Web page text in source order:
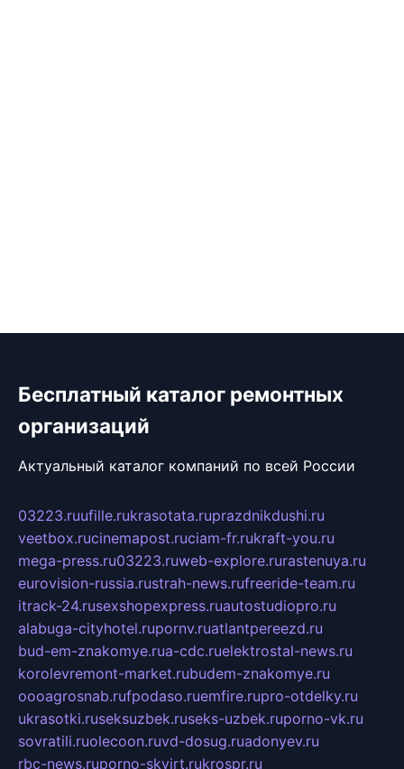
Бесплатный каталог ремонтных
организаций
Актуальный каталог компаний по всей России
03223.ruufille.rukrasotata.ruprazdnikdushi.ru
veetbox.rucinemapost.ruciam-fr.rukraft-you.ru
mega-press.ru03223.ruweb-explore.rurastenuya.ru
eurovision-russia.rustrah-news.rufreeride-team.ru
itrack-24.rusexshopexpress.ruautostudiopro.ru
alabuga-cityhotel.rupornv.ruatlantpereezd.ru
bud-em-znakomye.rua-cdc.ruelektrostal-news.ru
korolevremont-market.rubudem-znakomye.ru
oooagrosnab.rufpodaso.ruemfire.rupro-otdelky.ru
ukrasotki.ruseksuzbek.ruseks-uzbek.ruporno-vk.ru
sovratili.ruolecoon.ruvd-dosug.ruadonyev.ru
rbc-news.ruporno-skvirt.rukrospr.ru